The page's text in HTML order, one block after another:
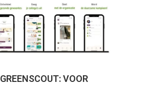
GREENSCOUT: VOOR